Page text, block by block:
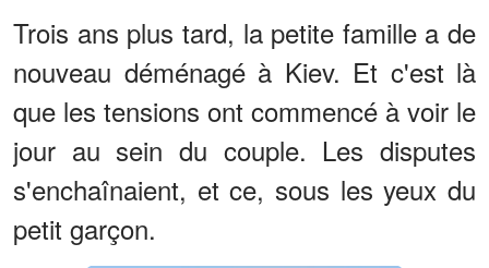
Trois ans plus tard, la petite famille a de
nouveau déménagé à Kiev. Et c'est là
que les tensions ont commencé à voir le
jour au sein du couple. Les disputes
s'enchaînaient, et ce, sous les yeux du
petit garçon.